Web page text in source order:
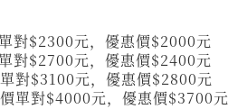
對$2300元，優惠價$2000元
對$2700元，優惠價$2400元
對$3100元，優惠價$2800元
單對$4000元，優惠價$3700元